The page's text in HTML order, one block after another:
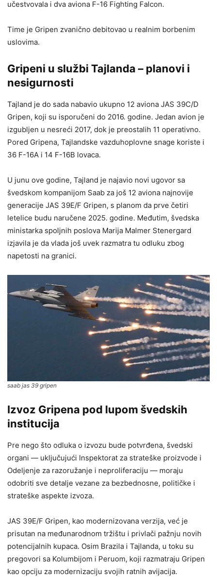
učestvovala i dva aviona F-16 Fighting Falcon.
Time je Gripen zvanično debitovao u realnim borbenim
uslovima.
Gripeni u službi Tajlanda – planovi i
nesigurnosti
Tajland je do sada nabavio ukupno 12 aviona JAS 39C/D
Gripen, koji su isporučeni do 2016. godine. Jedan avion je
izgubljen u nesreći 2017, dok je preostalih 11 operativno.
Pored Gripena, Tajlandske vazduhoplovne snage koriste i
36 F-16A i 14 F-16B lovaca.
U junu ove godine, Tajland je najavio novi ugovor sa
švedskom kompanijom Saab za još 12 aviona najnovije
generacije JAS 39E/F Gripen, s planom da prve četiri
letelice budu naručene 2025. godine. Međutim, švedska
ministarka spoljnih poslova Marija Malmer Stenergard
izjavila je da vlada još uvek razmatra tu odluku zbog
napetosti na granici.
saab jas 39 gripen
Izvoz Gripena pod lupom švedskih
institucija
Pre nego što odluka o izvozu bude potvrđena, švedski
organi — uključujući Inspektorat za strateške proizvode i
Odeljenje za razoružanje i neproliferaciju — moraju
odobriti sve detalje vezane za bezbednosne, političke i
strateške aspekte izvoza.
JAS 39E/F Gripen, kao modernizovana verzija, već je
prisutan na međunarodnom tržištu i privlači pažnju novih
potencijalnih kupaca. Osim Brazila i Tajlanda, u toku su
pregovori sa Kolumbijom i Peruom, koji razmatraju Gripen
kao opciju za modernizaciju svojih ratnih avijacija.